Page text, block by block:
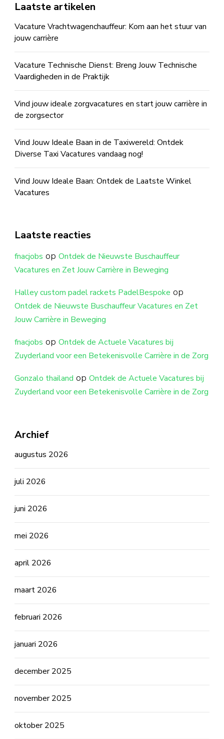
Laatste artikelen
Vacature Vrachtwagenchauffeur: Kom aan het stuur van
jouw carrière
Vacature Technische Dienst: Breng Jouw Technische
Vaardigheden in de Praktijk
Vind jouw ideale zorgvacatures en start jouw carrière in
de zorgsector
Vind Jouw Ideale Baan in de Taxiwereld: Ontdek
Diverse Taxi Vacatures vandaag nog!
Vind Jouw Ideale Baan: Ontdek de Laatste Winkel
Vacatures
Laatste reacties
fnacjobs op Ontdek de Nieuwste Buschauffeur
Vacatures en Zet Jouw Carrière in Beweging
Halley custom padel rackets PadelBespoke op
Ontdek de Nieuwste Buschauffeur Vacatures en Zet
Jouw Carrière in Beweging
fnacjobs op Ontdek de Actuele Vacatures bij
Zuyderland voor een Betekenisvolle Carrière in de Zorg
Gonzalo thailand op Ontdek de Actuele Vacatures bij
Zuyderland voor een Betekenisvolle Carrière in de Zorg
Archief
augustus 2026
juli 2026
juni 2026
mei 2026
april 2026
maart 2026
februari 2026
januari 2026
december 2025
november 2025
oktober 2025